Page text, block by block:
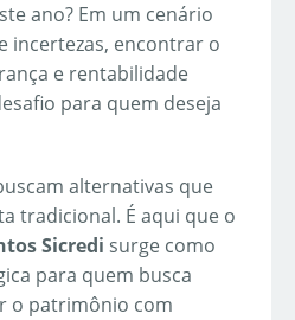
ano? Em um cenário
incertezas, encontrar o
e rentabilidade
para quem deseja
alternativas que
tradicional. É aqui que o
Sicredi surge como
para quem busca
o patrimônio com